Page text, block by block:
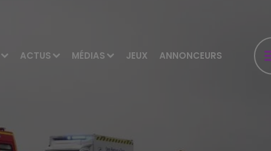
ACTUS MÉDIAS JEUX ANNONCEURS